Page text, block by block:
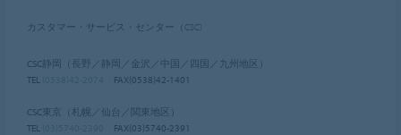
カスタマー・サービス・センター（CSC)
CSC静岡（長野／静岡／金沢／中国／四国／九州地区）
TEL
FAX(0538)42-1401
CSC東京（札幌／仙台／関東地区）
TEL
FAX(03)5740-2391